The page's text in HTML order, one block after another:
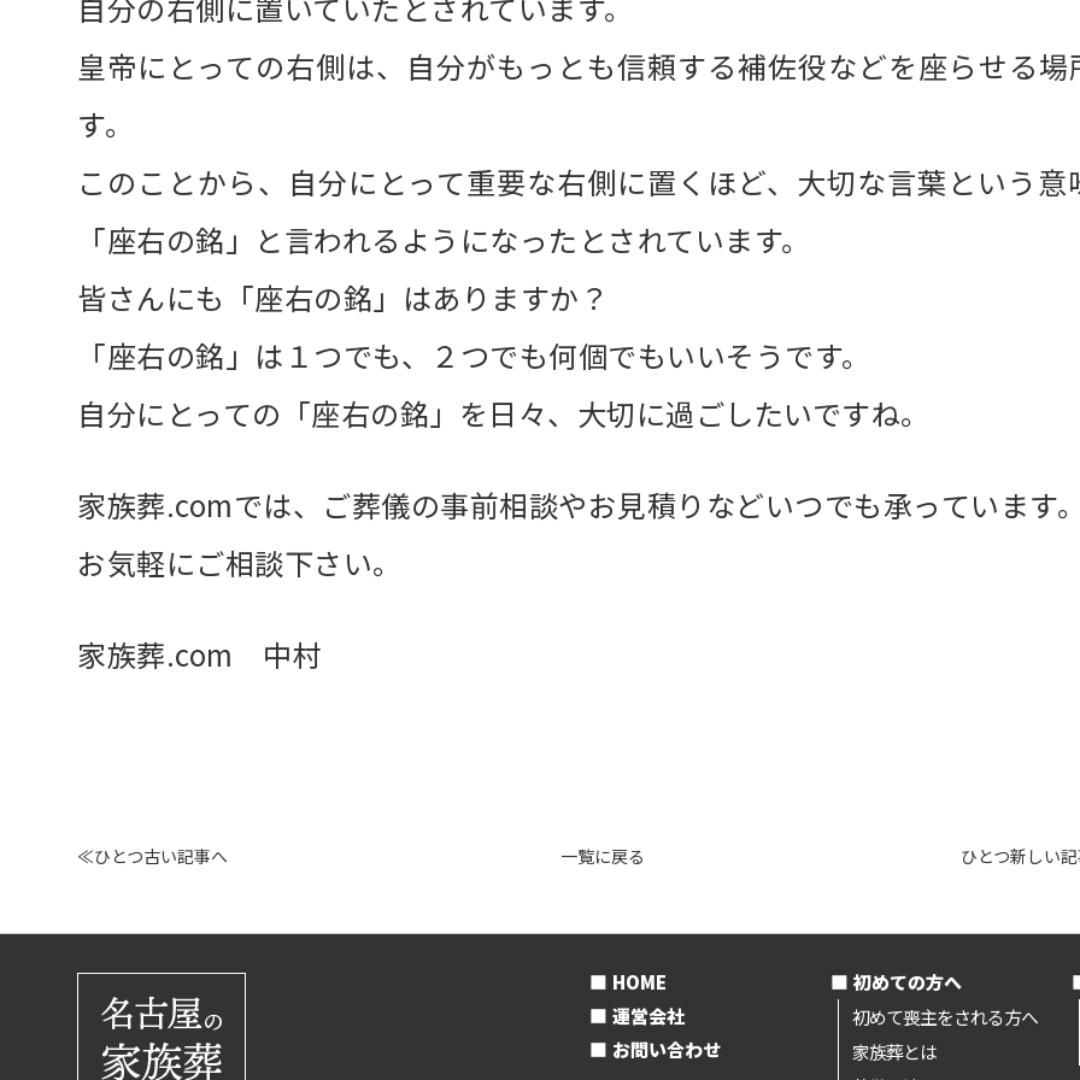
皇帝にとっての右側は、自分がもっとも信頼する補佐役などを座らせる場
す。
このことから、自分にとって重要な右側に置くほど、大切な言葉という意
「座右の銘」と言われるようになったとされています。
皆さんにも「座右の銘」はありますか？
「座右の銘」は１つでも、２つでも何個でもいいそうです。
自分にとっての「座右の銘」を日々、大切に過ごしたいですね。
家族葬.comでは、ご葬儀の事前相談やお見積りなどいつでも承っています。
お気軽にご相談下さい。
家族葬.com 中村
≪ひとつ古い記事へ 一覧に戻る ひとつ新しい
HOME
運営会社
お問い合わせ
初めての方へ
初めて喪主をされる方へ
家族葬とは